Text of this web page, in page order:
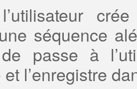
séquence
passe à
l’enregistre